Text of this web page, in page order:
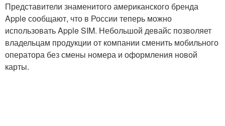
Представители знаменитого американского бренда
Apple сообщают, что в России теперь можно
использовать Apple SIM. Небольшой девайс позволяет
владельцам продукции от компании сменить мобильного
оператора без смены номера и оформления новой
карты.